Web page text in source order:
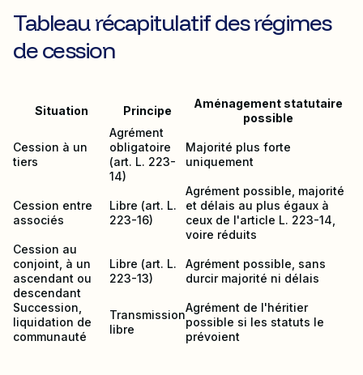
Tableau récapitulatif des régimes
de cession
Situation Principe
Aménagement statutaire
possible
Cession à un
tiers
Agrément
obligatoire
(art. L. 223-
14)
Majorité plus forte
uniquement
Cession entre
associés
Libre (art. L.
223-16)
Agrément possible, majorité
et délais au plus égaux à
ceux de l'article L. 223-14,
voire réduits
Cession au
conjoint, à un
ascendant ou
descendant
Libre (art. L.
223-13)
Agrément possible, sans
durcir majorité ni délais
Succession,
liquidation de
communauté
Transmission
libre
Agrément de l'héritier
possible si les statuts le
prévoient